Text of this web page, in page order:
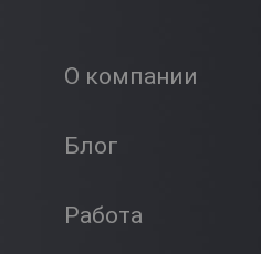
О компании
Блог
Работа